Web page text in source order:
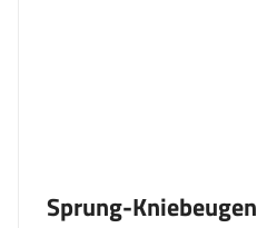
Sprung-Kniebeugen